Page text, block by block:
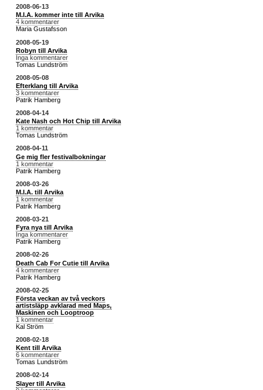
2008-06-13
M.I.A. kommer inte till Arvika
4 kommentarer
Maria Gustafsson
2008-05-19
Robyn till Arvika
Inga kommentarer
Tomas Lundström
2008-05-08
Efterklang till Arvika
3 kommentarer
Patrik Hamberg
2008-04-14
Kate Nash och Hot Chip till Arvika
1 kommentar
Tomas Lundström
2008-04-11
Ge mig fler festivalbokningar
1 kommentar
Patrik Hamberg
2008-03-26
M.I.A. till Arvika
1 kommentar
Patrik Hamberg
2008-03-21
Fyra nya till Arvika
Inga kommentarer
Patrik Hamberg
2008-02-26
Death Cab For Cutie till Arvika
4 kommentarer
Patrik Hamberg
2008-02-25
Första veckan av två veckors
artistsläpp avklarad med Maps,
Maskinen och Looptroop
1 kommentar
Kal Ström
2008-02-18
Kent till Arvika
6 kommentarer
Tomas Lundström
2008-02-14
Slayer till Arvika